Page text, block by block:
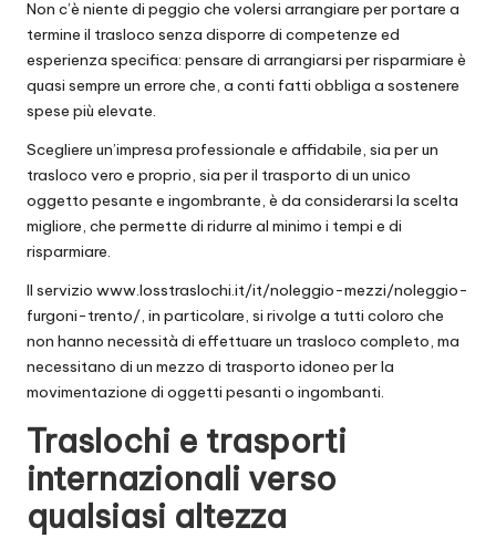
Non c’è niente di peggio che volersi arrangiare per portare a
termine il trasloco senza disporre di competenze ed
esperienza specifica: pensare di arrangiarsi per risparmiare è
quasi sempre un errore che, a conti fatti obbliga a sostenere
spese più elevate.
Scegliere un’impresa professionale e affidabile, sia per un
trasloco vero e proprio, sia per il trasporto di un unico
oggetto pesante e ingombrante, è da considerarsi la scelta
migliore, che permette di ridurre al minimo i tempi e di
risparmiare.
Il servizio www.losstraslochi.it/it/noleggio-mezzi/noleggio-
furgoni-trento/, in particolare, si rivolge a tutti coloro che
non hanno necessità di effettuare un trasloco completo, ma
necessitano di un mezzo di trasporto idoneo per la
movimentazione di oggetti pesanti o ingombanti.
Traslochi e trasporti
internazionali verso
qualsiasi altezza